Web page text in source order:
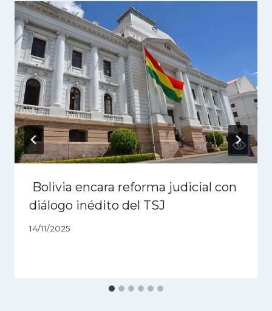
Bolivia encara reforma judicial con
diálogo inédito del TSJ
14/11/2025